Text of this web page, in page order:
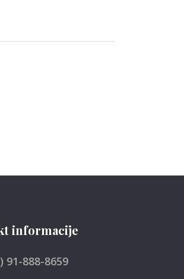
informacije
91-888-8659